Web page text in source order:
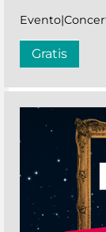
Gratis